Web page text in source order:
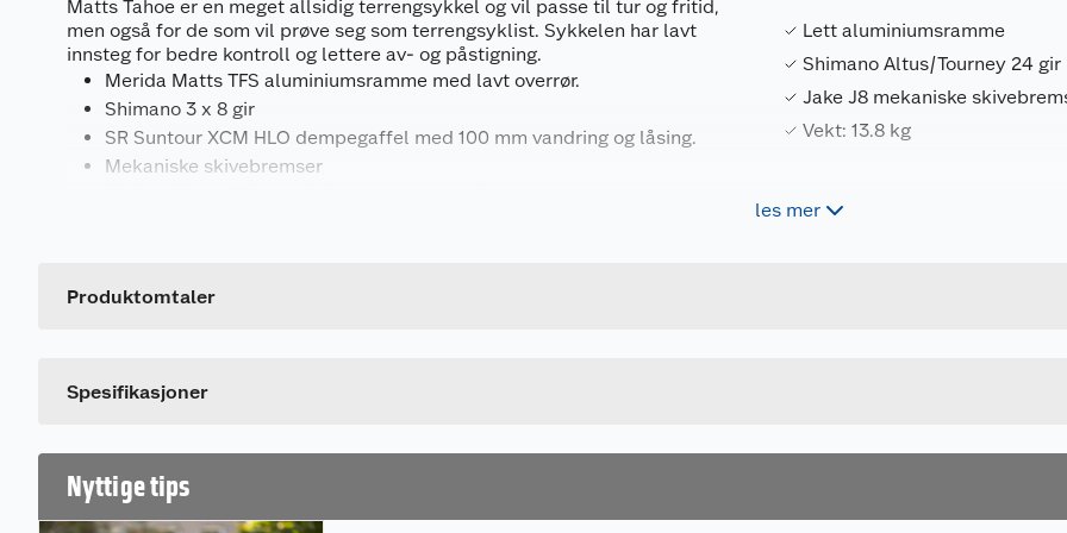
Matts Tahoe er en meget allsidig terrengsykkel og vil passe til tur og fritid,
men også for de som vil prøve seg som terrengsyklist. Sykkelen har lavt
innsteg for bedre kontroll og lettere av- og påstigning.
Merida Matts TFS aluminiumsramme med lavt overrør.
Shimano 3 x 8 gir
SR Suntour XCM HLO dempegaffel med 100 mm vandring og låsing.
Mekaniske skivebremser
støtte. TFS aluminiumsrammen er en høyteknologisk mekanisk utformet
ramme, med lav vekt og pene sveiseskjøter
Girspakene sikrer raske og gode girskift.
toppen av gaffelen når man sykler på asfalt.
Lett aluminiumsramme
Shimano Altus/Tourney 24 gir
Jake J8 mekaniske
Vekt: 13.8 kg
les mer
Produktomtaler
Spesifikasjoner
Leverandørens artikkelnummer
Forpakningsmål
Nyttige tips